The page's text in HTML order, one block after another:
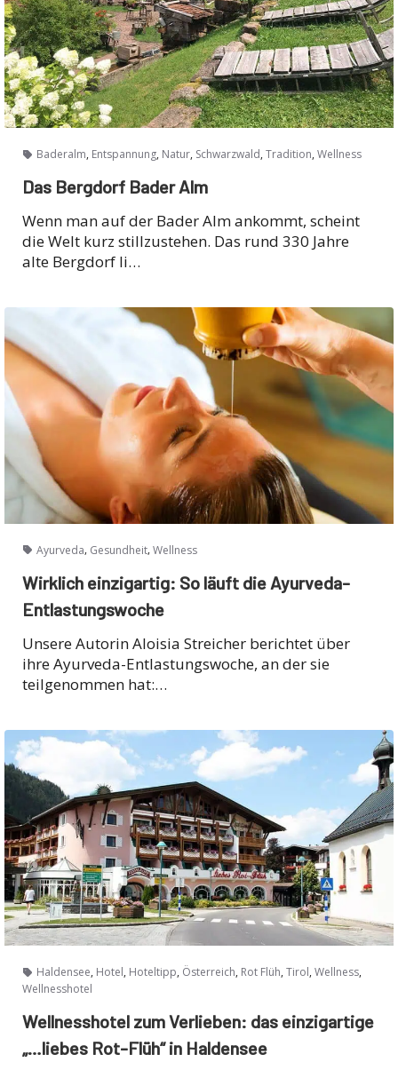
Baderalm, Entspannung, Natur, Schwarzwald, Tradition, Wellness
Das Bergdorf Bader Alm
Wenn man auf der Bader Alm ankommt, scheint
die Welt kurz stillzustehen. Das rund 330 Jahre
alte Bergdorf li…
Ayurveda, Gesundheit, Wellness
Wirklich einzigartig: So läuft die Ayurveda-
Entlastungswoche
Unsere Autorin Aloisia Streicher berichtet über
ihre Ayurveda-Entlastungswoche, an der sie
teilgenommen hat:…
Haldensee, Hotel, Hoteltipp, Österreich, Rot Flüh, Tirol, Wellness,
Wellnesshotel
Wellnesshotel zum Verlieben: das einzigartige
„…liebes Rot-Flüh“ in Haldensee